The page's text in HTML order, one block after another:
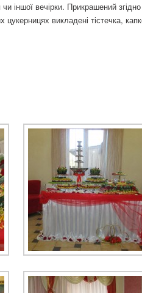
іншої вечірки. Прикрашений
цукерницях викладені тістечка,